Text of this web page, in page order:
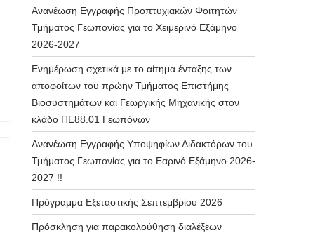
Ανανέωση Εγγραφής Προπτυχιακών Φοιτητών
Τμήματος Γεωπονίας για το Χειμερινό Εξάμηνο
2026-2027
Ενημέρωση σχετικά με το αίτημα ένταξης των
αποφοίτων του πρώην Τμήματος Επιστήμης
Βιοσυστημάτων και Γεωργικής Μηχανικής στον
κλάδο ΠΕ88.01 Γεωπόνων
Ανανέωση Εγγραφής Υποψηφίων Διδακτόρων του
Τμήματος Γεωπονίας για το Εαρινό Εξάμηνο 2026-
2027 !!
Πρόγραμμα Εξεταστικής Σεπτεμβρίου 2026
Πρόσκληση για παρακολούθηση διαλέξεων